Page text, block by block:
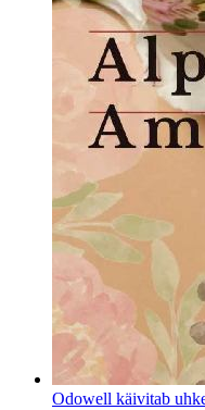
Odowell käivitab